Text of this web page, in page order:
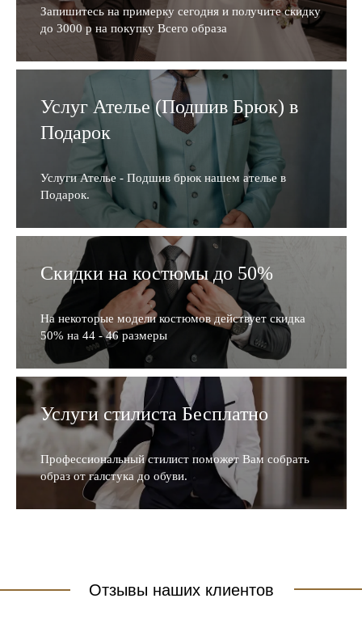
Запишитесь на примерку сегодня и получите скидку
до 3000 р на покупку Всего образа
Услуг Ателье (Подшив Брюк) в
Подарок
Услуги Ателье - Подшив брюк нашем ателье в
Подарок.
Скидки на костюмы до 50%
На некоторые модели костюмов действует скидка
50% на 44 - 46 размеры
Услуги стилиста Бесплатно
Профессиональный стилист поможет Вам собрать
образ от галстука до обуви.
Отзывы наших клиентов